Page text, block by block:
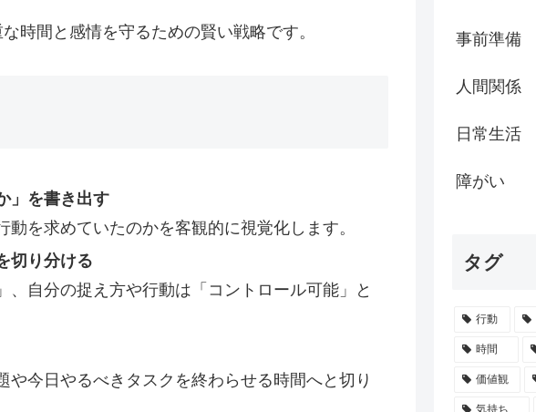
時間と感情を守るための賢い戦略です。
」を書き出す
を求めていたのかを客観的に視覚化します。
切り分ける
自分の捉え方や行動は「コントロール可能」と
今日やるべきタスクを終わらせる時間へと切り
事前準備
人間関係
日常生活
障がい
タグ
行動
時間
価値観